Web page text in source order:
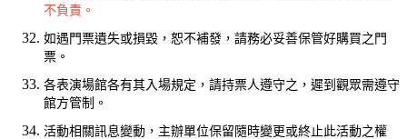
不負責。
如遇門票遺失或損毀，恕不補發，請務必妥善保管好購買之門
票。
各表演場館各有其入場規定，請持票人遵守之，遲到觀眾需遵守
館方管制。
活動相關訊息變動，主辦單位保留隨時變更或終止此活動之權